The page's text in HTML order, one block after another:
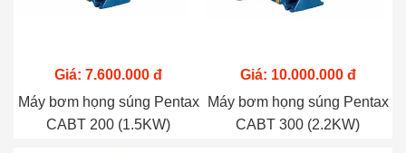
Giá: 7.600.000 đ
Máy bơm họng súng Pentax
CABT 200 (1.5KW)
Giá: 10.000.000 đ
Máy bơm họng súng Pentax
CABT 300 (2.2KW)